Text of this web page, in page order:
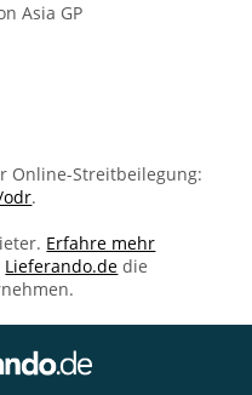
Asia GP
Online-Streitbeilegung:
odr.
Erfahre mehr
Lieferando.de die